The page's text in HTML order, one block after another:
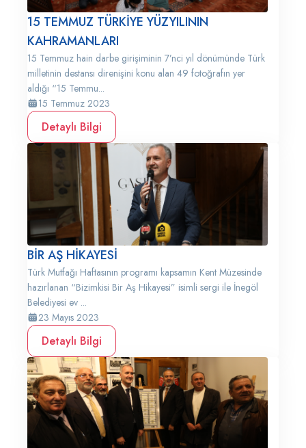
15 TEMMUZ TÜRKİYE YÜZYILININ
KAHRAMANLARI
15 Temmuz hain darbe girişiminin 7’nci yıl dönümünde Türk
milletinin destansı direnişini konu alan 49 fotoğrafın yer
aldığı “15 Temmu...
15 Temmuz 2023
Detaylı Bilgi
BİR AŞ HİKAYESİ
Türk Mutfağı Haftasının programı kapsamın Kent Müzesinde
hazırlanan “Bizimkisi Bir Aş Hikayesi” isimli sergi ile İnegöl
Belediyesi ev ...
23 Mayıs 2023
Detaylı Bilgi